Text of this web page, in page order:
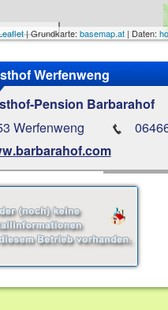
| Grundkarte: basemap.at| Daten:
Werfenweng
Pension Barbarahof
Werfenweng